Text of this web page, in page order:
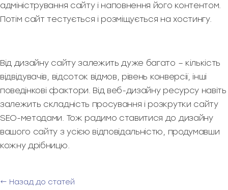
адміністрування сайту і наповнення його контентом.
Потім сайт тестується і розміщується на хостингу.
Від дизайну сайту залежить дуже багато – кількість
відвідувачів, відсоток відмов, рівень конверсії, інші
поведінкові фактори. Від веб-дизайну ресурсу навіть
залежить складність просування і розкрутки сайту
SEO-методами. Тож радимо ставитися до дизайну
вашого сайту з усією відповідальністю, продумавши
кожну дрібницю.
← Назад до статей